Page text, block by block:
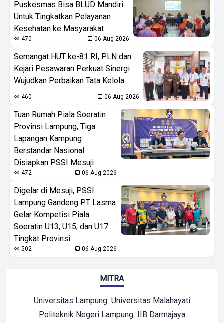
Puskesmas Bisa BLUD Mandiri
Untuk Tingkatkan Pelayanan
Kesehatan ke Masyarakat
470 06-Aug-2026
Semangat HUT ke-81 RI, PLN dan
Kejari Pesawaran Perkuat Sinergi
Wujudkan Perbaikan Tata Kelola
460 06-Aug-2026
Tuan Rumah Piala Soeratin
Provinsi Lampung, Tiga
Lapangan Kampung
Berstandar Nasional
Disiapkan PSSI Mesuji
472 06-Aug-2026
Digelar di Mesuji, PSSI
Lampung Gandeng PT Lasma
Gelar Kompetisi Piala
Soeratin U13, U15, dan U17
Tingkat Provinsi
502 06-Aug-2026
MITRA
Universitas Lampung Universitas Malahayati
Politeknik Negeri Lampung IIB Darmajaya